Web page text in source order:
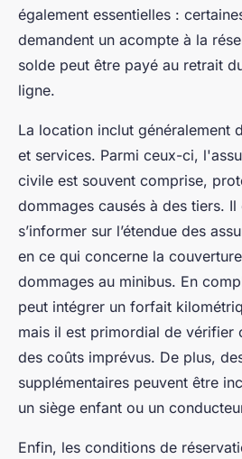
également essentielles :
demandent un acompte à la
solde peut être payé au retrait
ligne.
La location inclut généralement
et services. Parmi ceux-ci,
civile est souvent comprise,
dommages causés à des tiers.
s’informer sur l’étendue des
en ce qui concerne la
dommages au minibus. En
peut intégrer un forfait
mais il est primordial de vérifier
des coûts imprévus. De plus,
supplémentaires peuvent être
un siège enfant ou un
Enfin, les conditions de